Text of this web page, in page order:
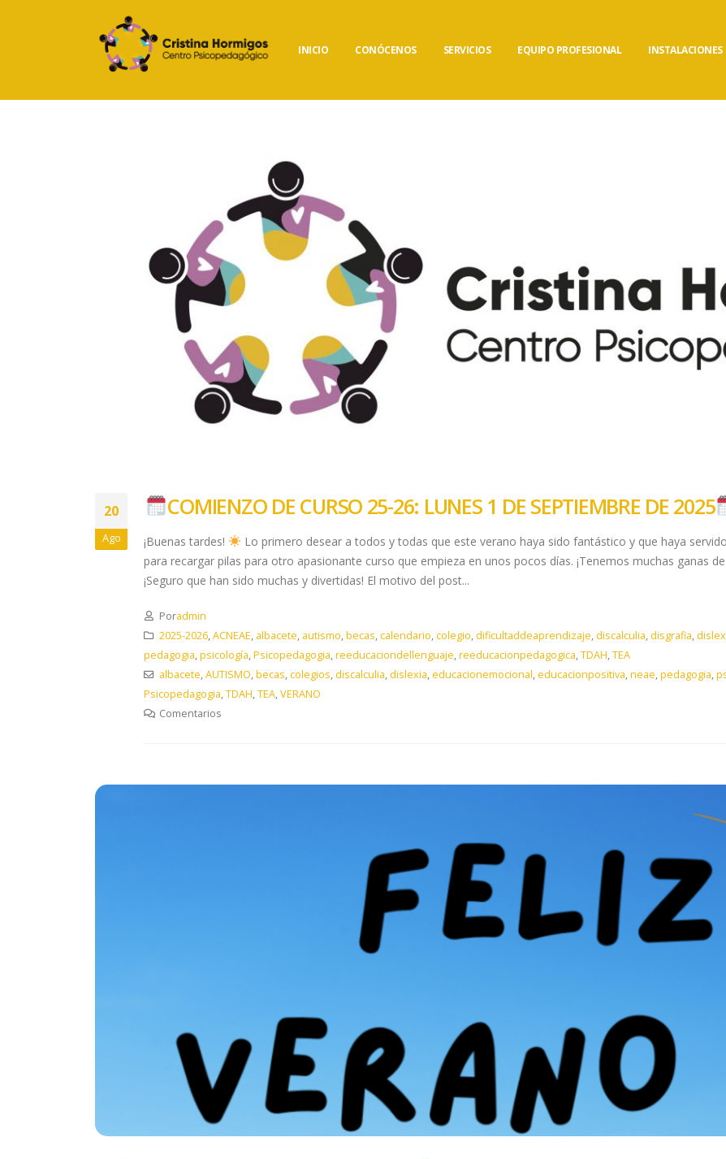
INICIO CONÓCENOS SERVICIOS EQUIPO PROFESIONAL INSTALACIONES
20
Ago
​COMIENZO DE CURSO 25-26: LUNES 1 DE SEPTIEMBRE DE 2025
¡Buenas tardes!
Lo primero desear a todos y todas que este verano haya sido fantástico y que haya
para recargar pilas para otro apasionante curso que empieza en unos pocos días. ¡Tenemos muchas ganas
¡Seguro que han sido muchas y divertidas! El motivo del post...
Poradmin
2025-2026,ACNEAE, albacete, autismo,becas,calendario,colegio, dificultaddeaprendizaje, discalculia, disgrafia,
pedagogia,psicología,Psicopedagogia,reeducaciondellenguaje,reeducacionpedagogica,TDAH,TEA
albacete,AUTISMO,becas,colegios, discalculia, dislexia,educacionemocional,educacionpositiva,neae,pedagogia,
Psicopedagogia,TDAH,TEA,VERANO
Comentarios